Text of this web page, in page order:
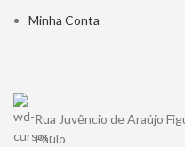
Minha Conta
Rua Juvêncio de Araújo
Paulo